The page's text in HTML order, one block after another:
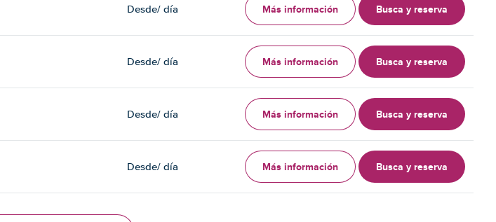
Desde/ día Más información Busca y reserva
Desde/ día Más información Busca y reserva
Desde/ día Más información Busca y reserva
Desde/ día Más información Busca y reserva